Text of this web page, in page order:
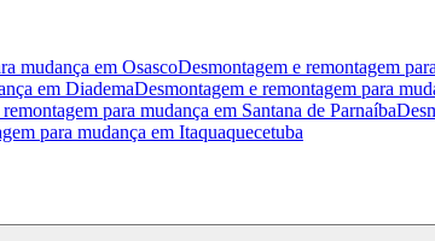
mudança em OsascoDesmontagem e remontagem
em DiademaDesmontagem e remontagem para
para mudança em Santana de Parnaíba
para mudança em Itaquaquecetuba